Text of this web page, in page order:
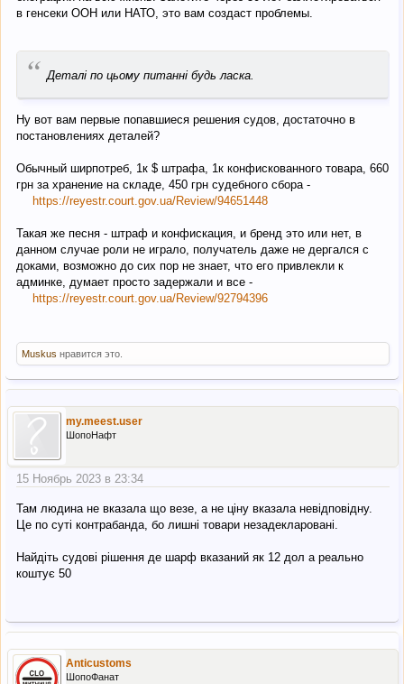
в генсеки ООН или НАТО, это вам создаст проблемы.
“ Деталі по цьому питанні будь ласка.
Ну вот вам первые попавшиеся решения судов, достаточно в
постановлениях деталей?
Обычный ширпотреб, 1к $ штрафа, 1к конфискованного товара, 660
грн за хранение на складе, 450 грн судебного сбора -
https://reyestr.court.gov.ua/Review/94651448
Такая же песня - штраф и конфискация, и бренд это или нет, в
данном случае роли не играло, получатель даже не дергался с
доками, возможно до сих пор не знает, что его привлекли к
админке, думает просто задержали и все -
https://reyestr.court.gov.ua/Review/92794396
Muskus нравится это.
my.meest.user
ШопоНафт
15 Ноябрь 2023 в 23:34
Там людина не вказала що везе, а не ціну вказала невідповідну.
Це по суті контрабанда, бо лишні товари незадекларовані.
Найдіть судові рішення де шарф вказаний як 12 дол а реально
коштує 50
Anticustoms
ШопоФанат